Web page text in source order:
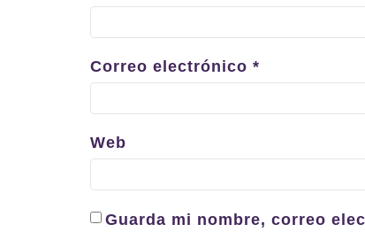
Correo electrónico *
Web
Guarda mi nombre, correo